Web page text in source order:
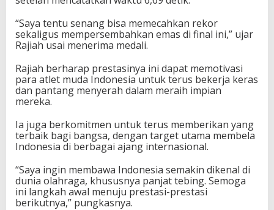
l
a
h
R
i
h
E
s
A
j
n
g
P
O
“Saya tentu senang bisa memecahkan rekor
sekaligus mempersembahkan emas di final ini,” ujar
Rajiah usai menerima medali.
Rajiah berharap prestasinya ini dapat memotivasi
para atlet muda Indonesia untuk terus bekerja keras
dan pantang menyerah dalam meraih impian
mereka.
Ia juga berkomitmen untuk terus memberikan yang
terbaik bagi bangsa, dengan target utama membela
Indonesia di berbagai ajang internasional.
“Saya ingin membawa Indonesia semakin dikenal di
dunia olahraga, khususnya panjat tebing. Semoga
ini langkah awal menuju prestasi-prestasi
berikutnya,” pungkasnya.